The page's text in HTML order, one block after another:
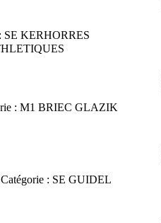
SE KERHORRES
: M1 BRIEC GLAZIK
: SE GUIDEL